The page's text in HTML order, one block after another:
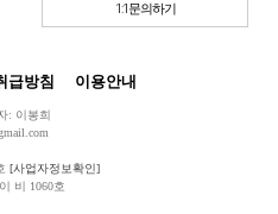
1:1문의하기
급방침 이용안내
: 이봉희
[사업자정보확인]
비 1060호